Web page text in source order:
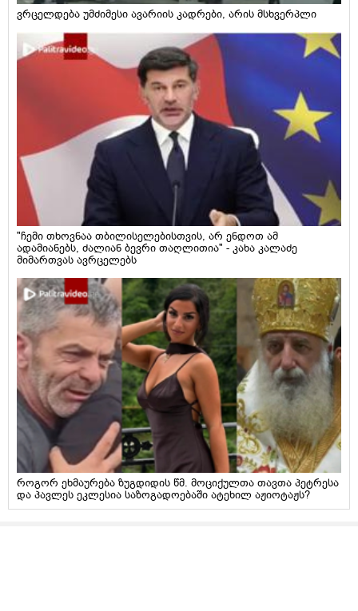
ვრცელდება უმძიმესი ავარიის კადრები, არის მსხვერპლი
"ჩემი თხოვნაა თბილისელებისთვის, არ ენდოთ ამ
ადამიანებს, ძალიან ბევრი თაღლითია" - კახა კალაძე
მიმართვას ავრცელებს
როგორ ეხმაურება ზუგდიდის წმ. მოციქულთა თავთა პეტრესა
და პავლეს ეკლესია საზოგადოებაში ატეხილ აჟიოტაჟს?